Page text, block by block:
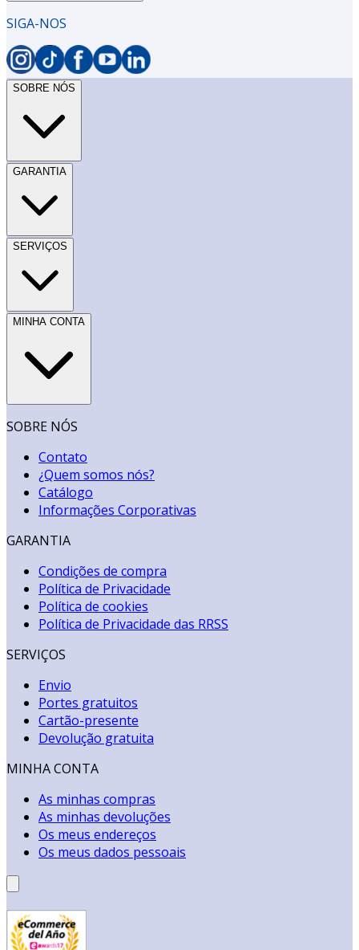
SIGA-NOS
SOBRE NÓS
GARANTIA
SERVIÇOS
MINHA CONTA
SOBRE NÓS
Contato
¿Quem somos nós?
Catálogo
Informações Corporativas
GARANTIA
Condições de compra
Política de Privacidade
Política de cookies
Política de Privacidade das RRSS
SERVIÇOS
Envio
Portes gratuitos
Cartão-presente
Devolução gratuita
MINHA CONTA
As minhas compras
As minhas devoluções
Os meus endereços
Os meus dados pessoais